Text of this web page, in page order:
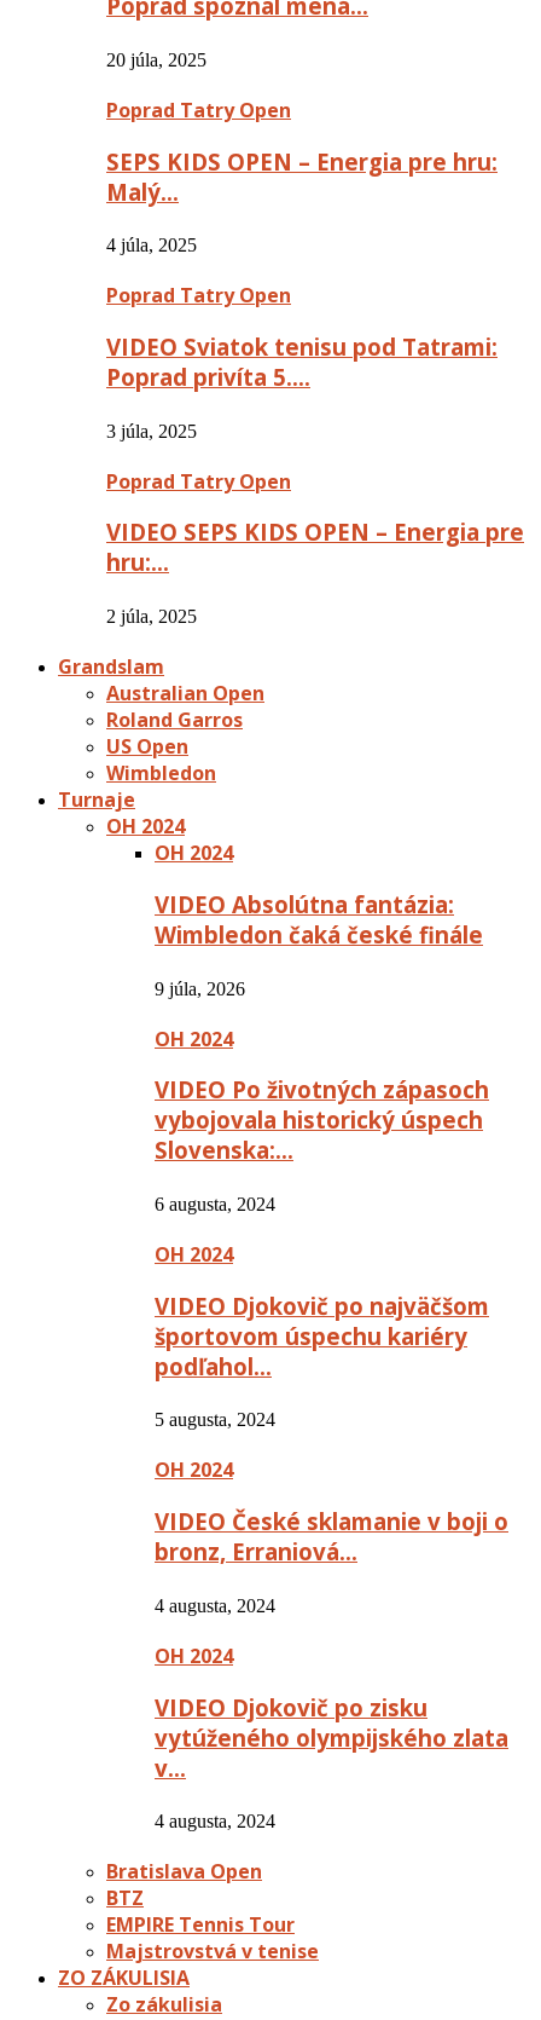
20 júla, 2025
Poprad Tatry Open
SEPS KIDS OPEN – Energia pre hru:
Malý…
4 júla, 2025
Poprad Tatry Open
VIDEO Sviatok tenisu pod Tatrami:
Poprad privíta 5….
3 júla, 2025
Poprad Tatry Open
VIDEO SEPS KIDS OPEN – Energia pre
hru:…
2 júla, 2025
Grandslam
Australian Open
Roland Garros
US Open
Wimbledon
Turnaje
OH 2024
OH 2024
VIDEO Absolútna fantázia:
Wimbledon čaká české finále
9 júla, 2026
OH 2024
VIDEO Po životných zápasoch
vybojovala historický úspech
Slovenska:…
6 augusta, 2024
OH 2024
VIDEO Djokovič po najväčšom
športovom úspechu kariéry
podľahol…
5 augusta, 2024
OH 2024
VIDEO České sklamanie v boji o
bronz, Erraniová…
4 augusta, 2024
OH 2024
VIDEO Djokovič po zisku
vytúženého olympijského zlata
v…
4 augusta, 2024
Bratislava Open
BTZ
EMPIRE Tennis Tour
Majstrovstvá v tenise
ZO ZÁKULISIA
Zo zákulisia